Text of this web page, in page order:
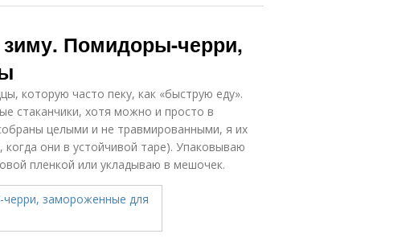
зиму. Помидоры-черри,
которую часто пеку, как «быструю еду».
стаканчики, хотя можно и просто в
целыми и не травмированными, я их
они в устойчивой таре). Упаковываю
пленкой или укладываю в мешочек.